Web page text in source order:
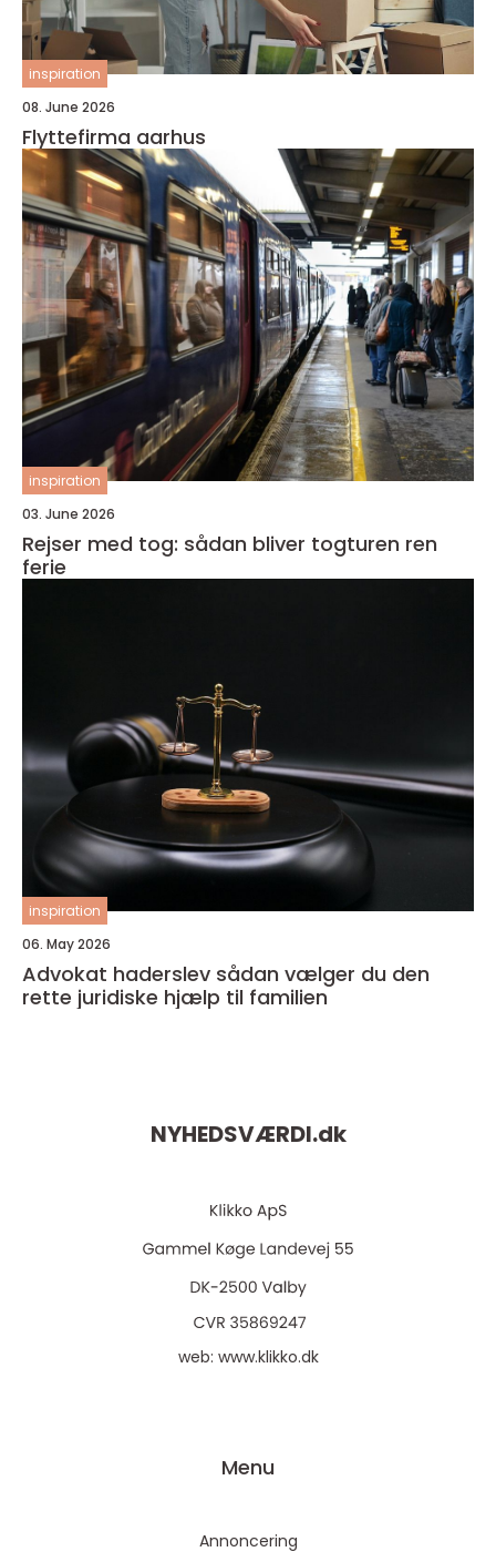
inspiration
08. June 2026
Flyttefirma aarhus
inspiration
03. June 2026
Rejser med tog: sådan bliver togturen ren
ferie
inspiration
06. May 2026
Advokat haderslev sådan vælger du den
rette juridiske hjælp til familien
NYHEDSVÆRDI.dk
web: www.klikko.dk
Menu
Annoncering